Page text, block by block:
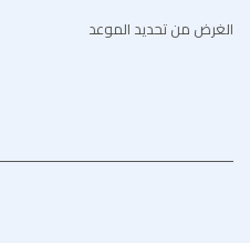
الغرض من تحديد الموعد